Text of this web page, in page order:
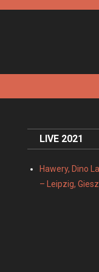
LIVE 2021
Hawery, Dino
– Leipzig,